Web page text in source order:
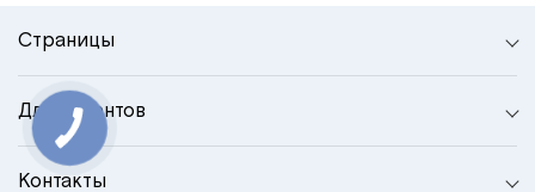
Страницы
Для клиентов
Контакты